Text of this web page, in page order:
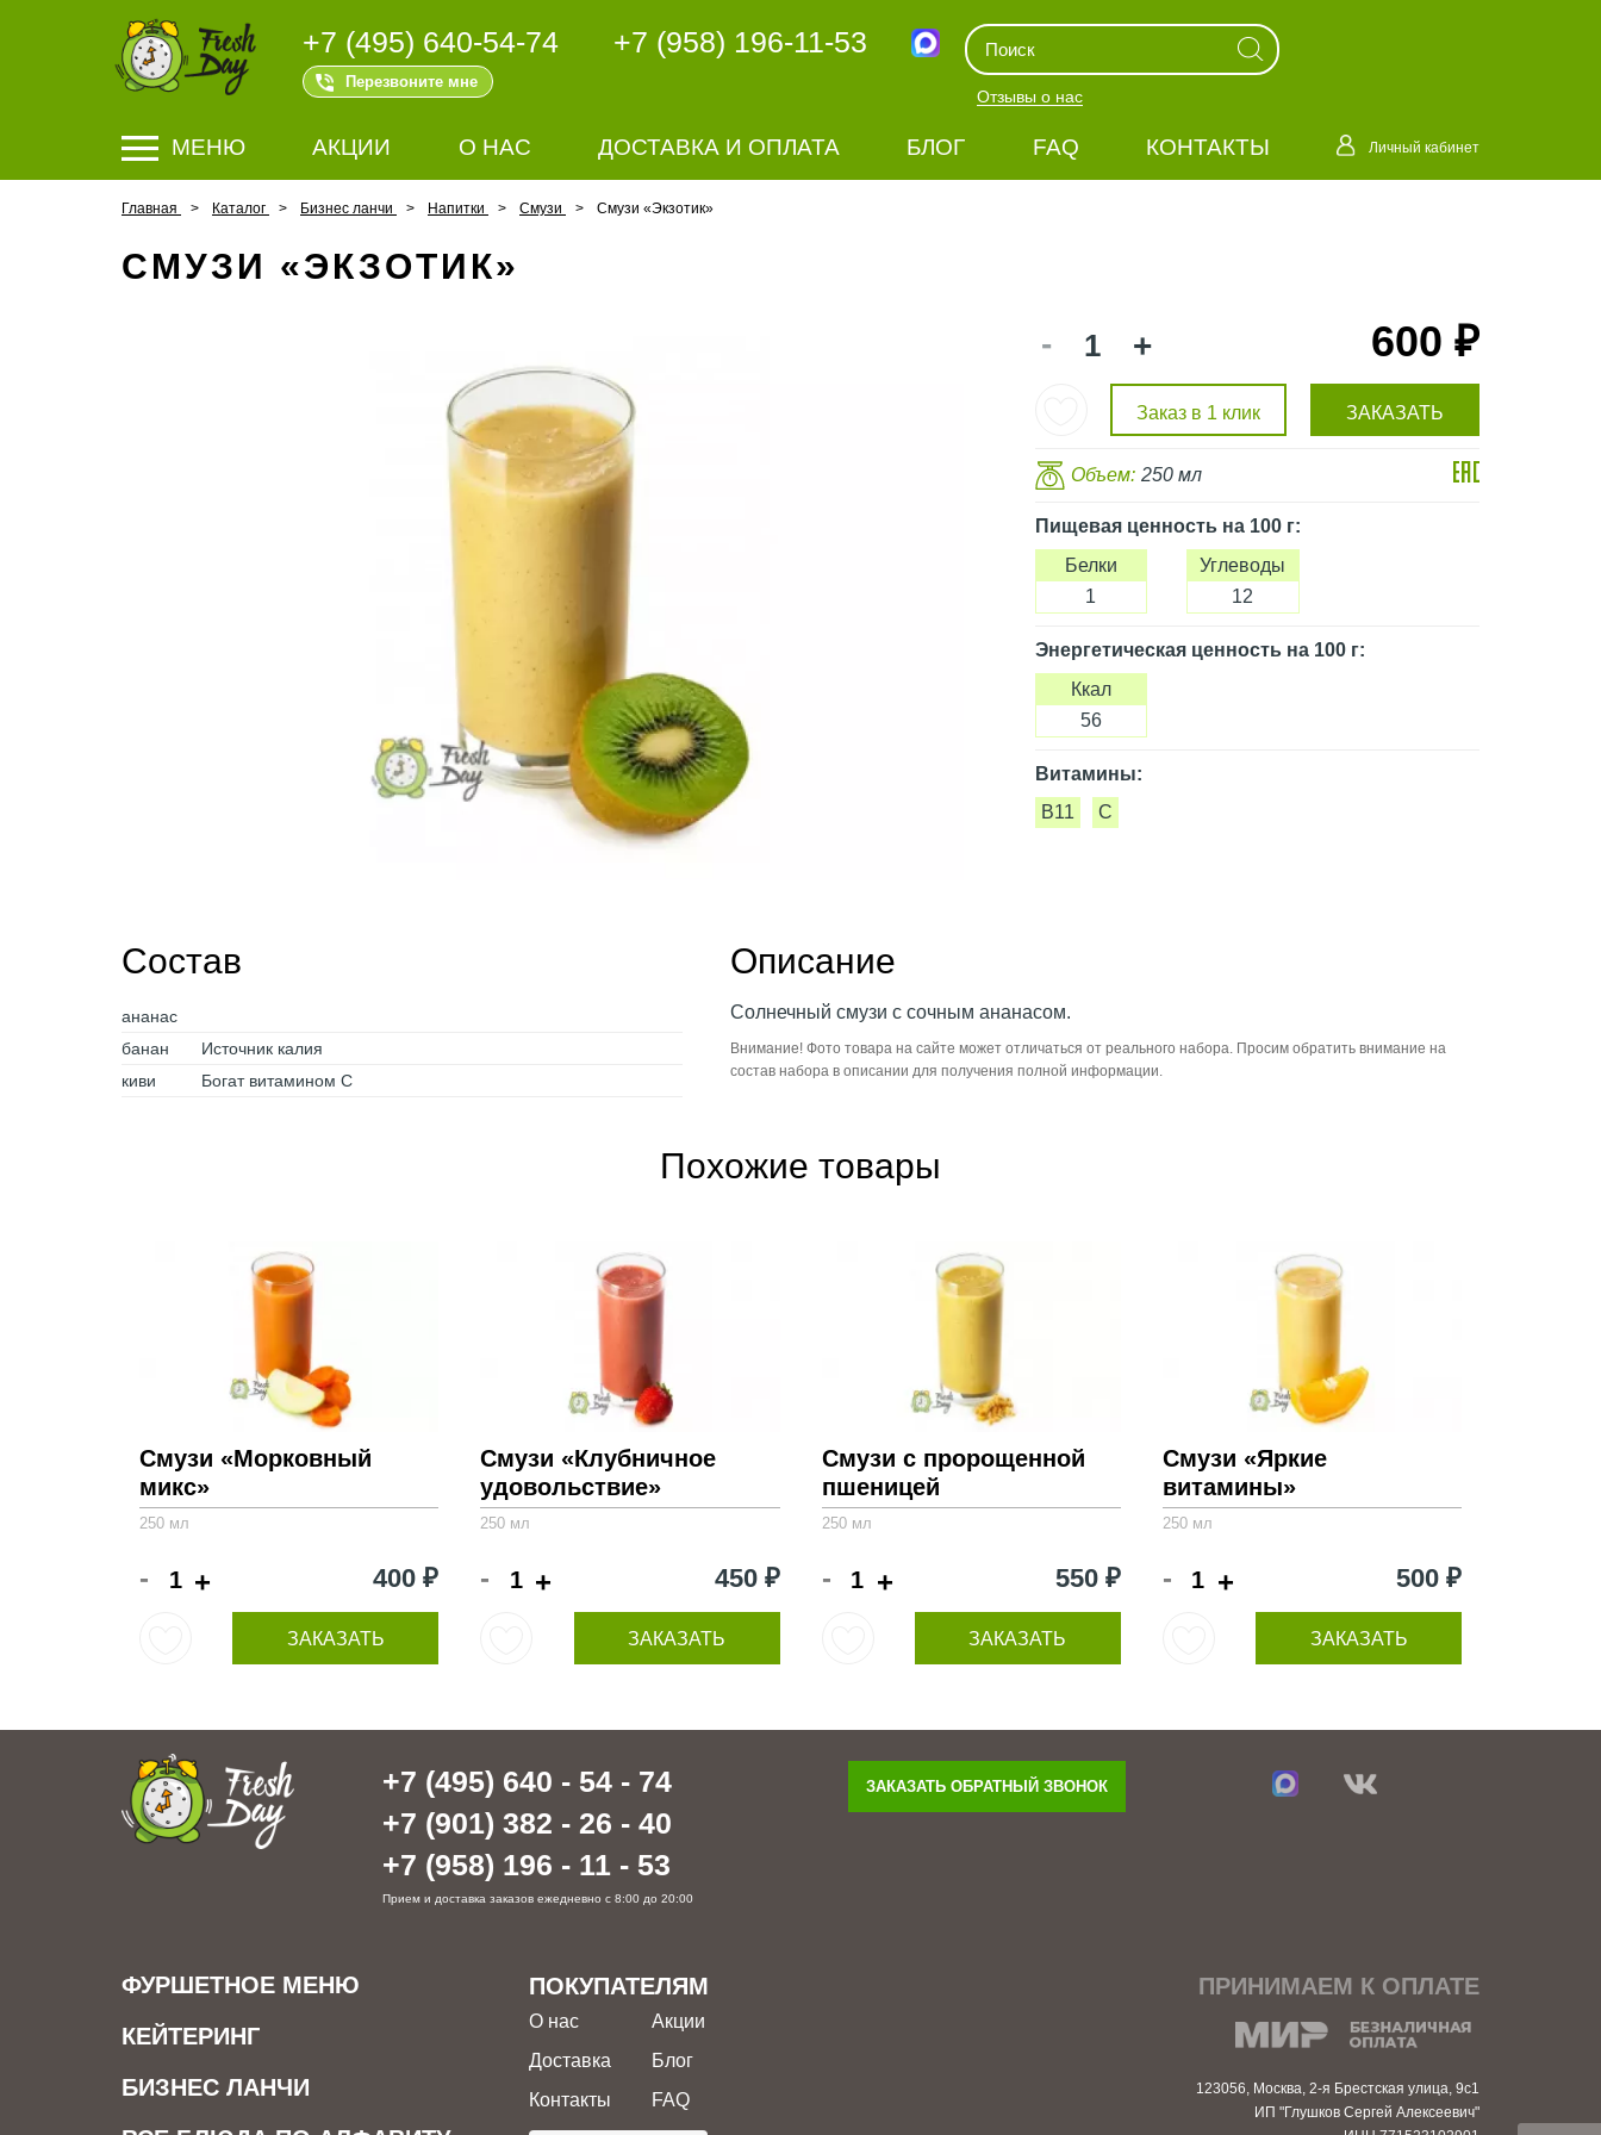
+7 (495) 640-54-74
Перезвоните мне
+7 (958) 196-11-53
Отзывы о нас
МЕНЮ АКЦИИ О НАС ДОСТАВКА И ОПЛАТА БЛОГ FAQ КОНТАКТЫ Личный кабинет
Главная Каталог Бизнес ланчи Напитки Смузи Смузи «Экзотик»
СМУЗИ «ЭКЗОТИК»
- + 600 ₽
Заказ в 1 клик ЗАКАЗАТЬ
Объем: 250 мл
Пищевая ценностьна 100 г:
Белки
1
Углеводы
12
Энергетическая ценностьна 100 г:
Ккал
56
Витамины:
B11
C
Состав
ананас
банан
Источник калия
киви
Богат витамином С
Описание
Солнечный смузи с сочным ананасом.
Внимание! Фото товара на сайте может отличаться от реального набора. Просим обратить внимание на
состав набора в описании для получения полной информации.
Похожие товары
Смузи «Морковный
микс»
250 мл
- + 400 ₽
ЗАКАЗАТЬ
Смузи «Клубничное
удовольствие»
250 мл
- + 450 ₽
ЗАКАЗАТЬ
Смузи с пророщенной
пшеницей
250 мл
- + 550 ₽
ЗАКАЗАТЬ
Смузи «Яркие
витамины»
250 мл
- + 500 ₽
ЗАКАЗАТЬ
+7 (495) 640 - 54 - 74
+7 (901) 382 - 26 - 40
+7 (958) 196 - 11 - 53
Прием и доставка заказов ежедневно с 8:00 до 20:00
ЗАКАЗАТЬ ОБРАТНЫЙ ЗВОНОК
ФУРШЕТНОЕ МЕНЮ
КЕЙТЕРИНГ
БИЗНЕС ЛАНЧИ
ПОКУПАТЕЛЯМ
О нас
Доставка
Контакты
Акции
Блог
FAQ
ПРИНИМАЕМ К ОПЛАТЕ
123056, Москва, 2-я Брестская улица, 9с1
ИП "Глушков Сергей Алексеевич"